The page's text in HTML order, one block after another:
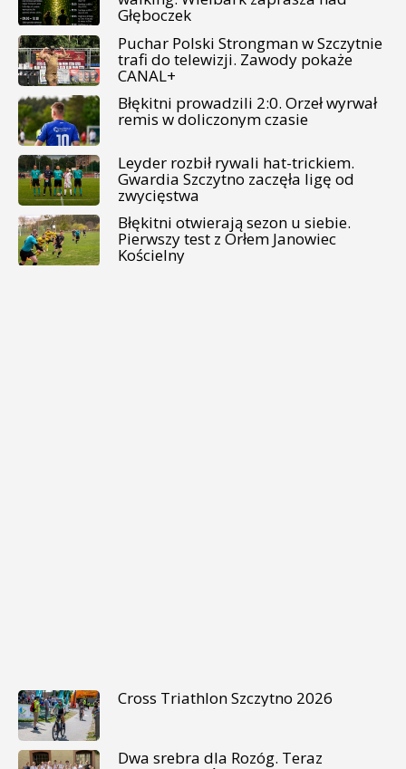
Głęboczek
Puchar Polski Strongman w Szczytnie
trafi do telewizji. Zawody pokaże
CANAL+
Błękitni prowadzili 2:0. Orzeł wyrwał
remis w doliczonym czasie
Leyder rozbił rywali hat-trickiem.
Gwardia Szczytno zaczęła ligę od
zwycięstwa
Błękitni otwierają sezon u siebie.
Pierwszy test z Orłem Janowiec
Kościelny
Cross Triathlon Szczytno 2026
Dwa srebra dla Rozóg. Teraz